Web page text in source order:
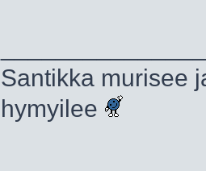
Santikka murisee
hymyilee